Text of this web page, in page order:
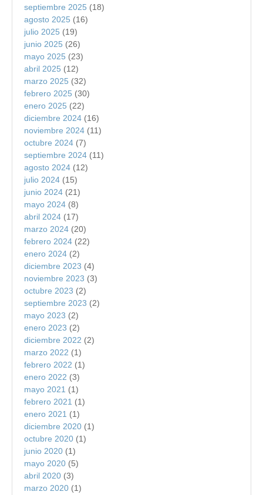
septiembre 2025 (18)
agosto 2025 (16)
julio 2025 (19)
junio 2025 (26)
mayo 2025 (23)
abril 2025 (12)
marzo 2025 (32)
febrero 2025 (30)
enero 2025 (22)
diciembre 2024 (16)
noviembre 2024 (11)
octubre 2024 (7)
septiembre 2024 (11)
agosto 2024 (12)
julio 2024 (15)
junio 2024 (21)
mayo 2024 (8)
abril 2024 (17)
marzo 2024 (20)
febrero 2024 (22)
enero 2024 (2)
diciembre 2023 (4)
noviembre 2023 (3)
octubre 2023 (2)
septiembre 2023 (2)
mayo 2023 (2)
enero 2023 (2)
diciembre 2022 (2)
marzo 2022 (1)
febrero 2022 (1)
enero 2022 (3)
mayo 2021 (1)
febrero 2021 (1)
enero 2021 (1)
diciembre 2020 (1)
octubre 2020 (1)
junio 2020 (1)
mayo 2020 (5)
abril 2020 (3)
marzo 2020 (1)